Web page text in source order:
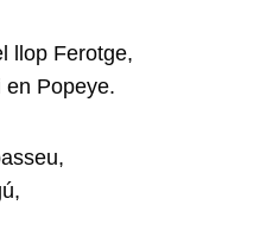
llop Ferotge,
en Popeye.